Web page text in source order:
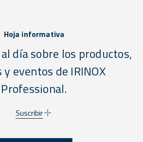
Hoja informativa
día sobre los productos,
eventos de IRINOX
Professional.
Suscribir